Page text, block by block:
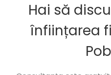
Hai să
înființarea